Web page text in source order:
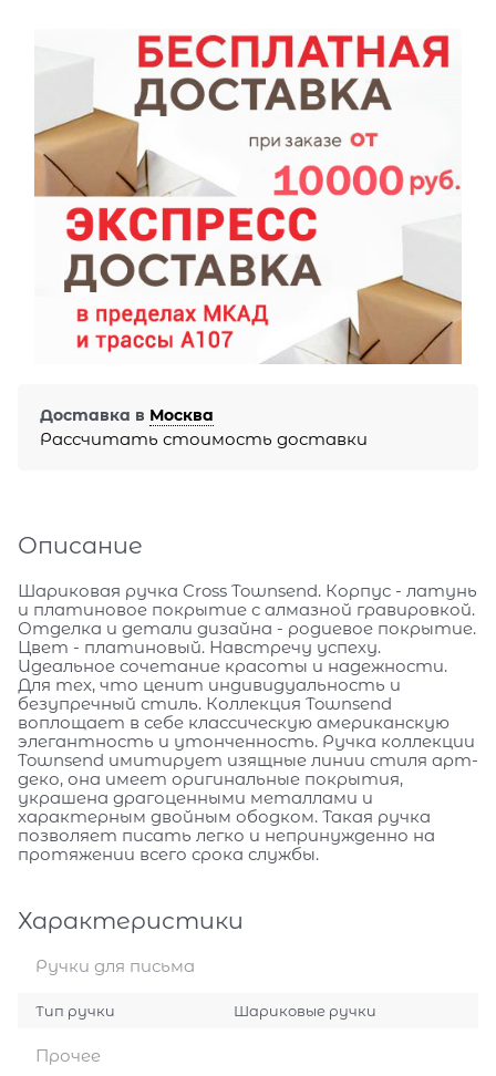
Доставка в Москва
Рассчитать стоимость доставки
Описание
Шариковая ручка Cross Townsend. Корпус - латунь
и платиновое покрытие с алмазной гравировкой.
Отделка и детали дизайна - родиевое покрытие.
Цвет - платиновый. Навстречу успеху.
Идеальное сочетание красоты и надежности.
Для тех, что ценит индивидуальность и
безупречный стиль. Коллекция Townsend
воплощает в себе классическую американскую
элегантность и утонченность. Ручка коллекции
Townsend имитирует изящные линии стиля арт-
деко, она имеет оригинальные покрытия,
украшена драгоценными металлами и
характерным двойным ободком. Такая ручка
позволяет писать легко и непринужденно на
протяжении всего срока службы.
Характеристики
Ручки для письма
Тип ручки Шариковые ручки
Прочее